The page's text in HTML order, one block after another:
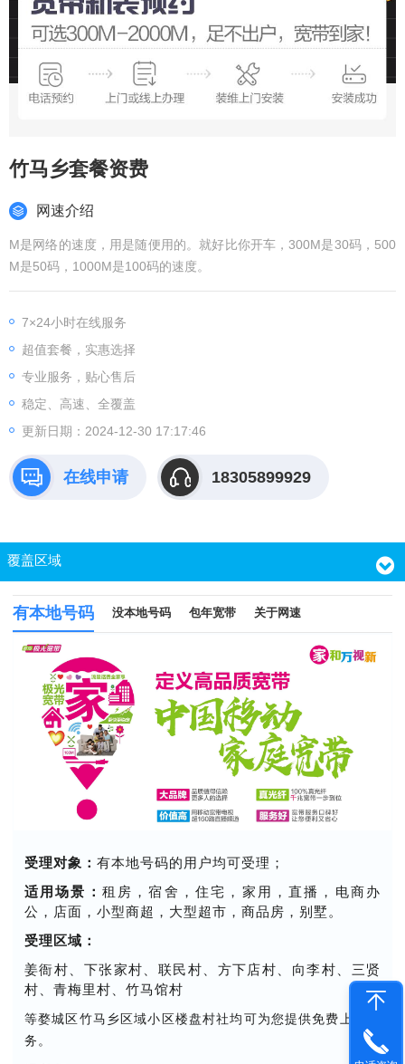
竹马乡套餐资费
网速介绍
M是网络的速度，用是随便用的。就好比你开车，300M是30码，500
M是50码，1000M是100码的速度。
7×24小时在线服务
超值套餐，实惠选择
专业服务，贴心售后
稳定、高速、全覆盖
更新日期：2024-12-30 17:17:46
在线申请 18305899929
覆盖区域
有本地号码 没本地号码 包年宽带 关于网速
受理对象： 有本地号码的用户均可受理；
适用场景： 租房，宿舍，住宅，家用，直播，电商办
公，店面，小型商超，大型超市，商品房，别墅。
受理区域：
姜衙村、下张家村、联民村、方下店村、向李村、三贤
村、青梅里村、竹马馆村
等婺城区竹马乡区域小区楼盘村社均可为您提供免费上门服
务。